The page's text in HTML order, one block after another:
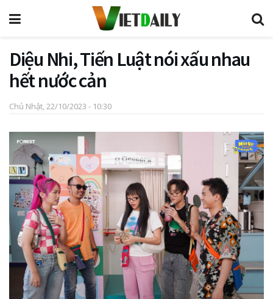
Diệu Nhi, Tiến Luật nói xấu nhau
hết nước cản
Chủ Nhật, 22/10/2023 - 10:30